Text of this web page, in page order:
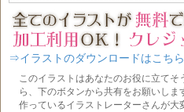
⇒イラストのダウンロードはこちら